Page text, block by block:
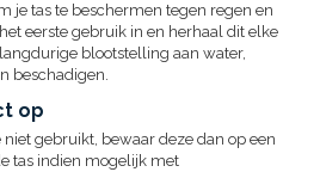
je tas te beschermen tegen regen en
eerste gebruik in en herhaal dit elke
blootstelling aan water,
beschadigen.
op
niet gebruikt, bewaar deze dan op een
tas indien mogelijk met